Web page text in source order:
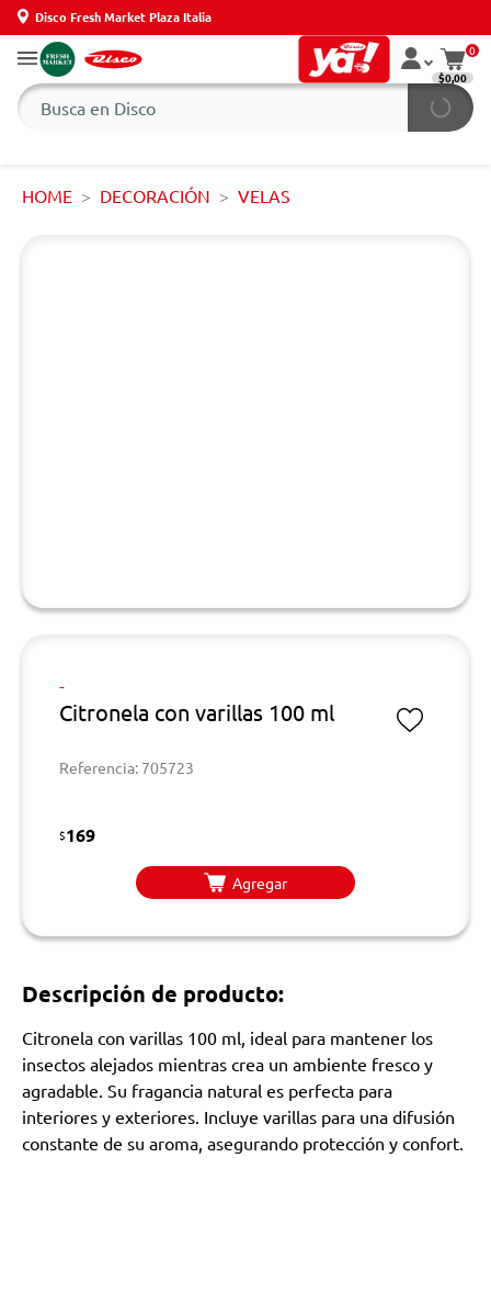
Disco Fresh Market Plaza Italia
0
$0,00
HOME DECORACIÓN VELAS
-
Citronela con varillas 100 ml
Referencia: 705723
$169
Agregar
Descripción de producto:
Citronela con varillas 100 ml, ideal para mantener los
insectos alejados mientras crea un ambiente fresco y
agradable. Su fragancia natural es perfecta para
interiores y exteriores. Incluye varillas para una difusión
constante de su aroma, asegurando protección y confort.